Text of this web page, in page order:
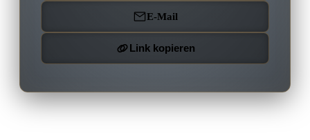
E-Mail
Link kopieren